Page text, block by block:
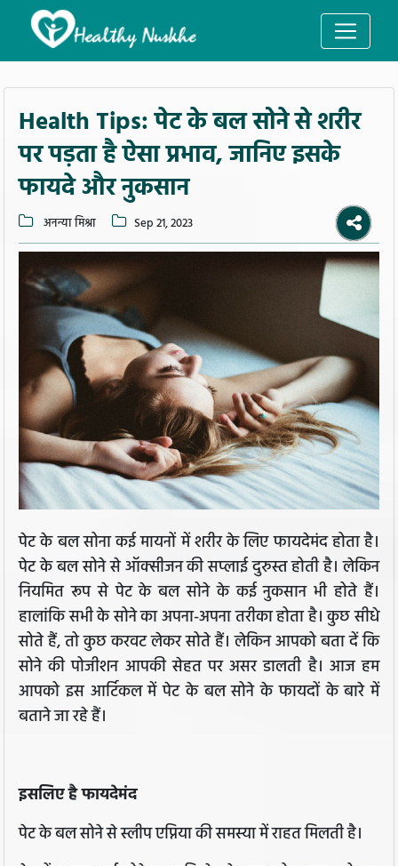
Health Tips: पेट के बल सोने से शरीर
पर पड़ता है ऐसा प्रभाव, जानिए इसके
फायदे और नुकसान
अनन्या मिश्रा Sep 21, 2023
पेट के बल सोना कई मायनों में शरीर के लिए फायदेमंद होता है।
पेट के बल सोने से ऑक्सीजन की सप्लाई दुरुस्त होती है। लेकिन
नियमित रूप से पेट के बल सोने के कई नुकसान भी होते हैं।
हालांकि सभी के सोने का अपना-अपना तरीका होता है। कुछ सीधे
सोते हैं, तो कुछ करवट लेकर सोते हैं। लेकिन आपको बता दें कि
सोने की पोजीशन आपकी सेहत पर असर डालती है। आज हम
आपको इस आर्टिकल में पेट के बल सोने के फायदों के बारे में
बताने जा रहे हैं।
इसलिए है फायदेमंद
पेट के बल सोने से स्लीप एप्निया की समस्या में राहत मिलती है।